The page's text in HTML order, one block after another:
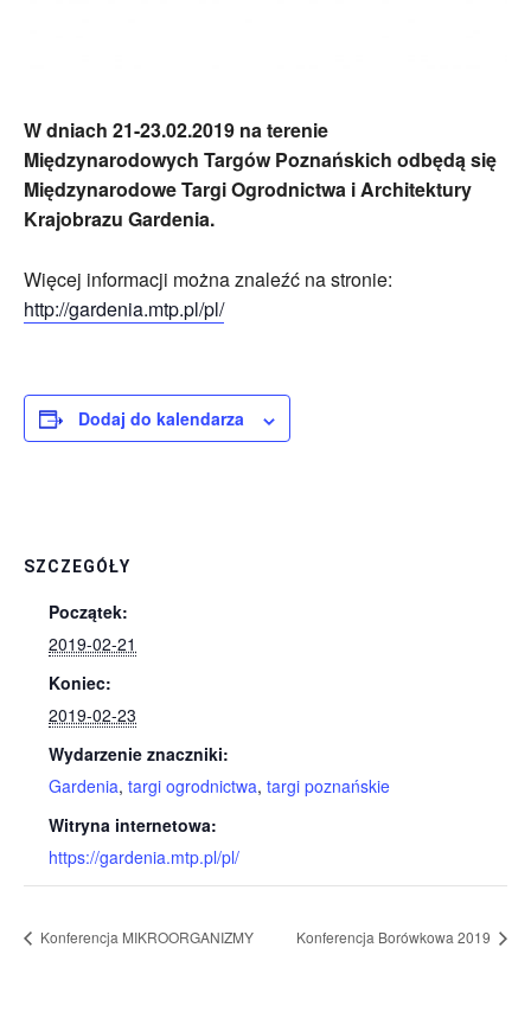
W dniach 21-23.02.2019 na terenie
Międzynarodowych Targów Poznańskich odbędą się
Międzynarodowe Targi Ogrodnictwa i Architektury
Krajobrazu Gardenia.
Więcej informacji można znaleźć na stronie:
http://gardenia.mtp.pl/pl/
Dodaj do kalendarza
SZCZEGÓŁY
Początek:
2019-02-21
Koniec:
2019-02-23
Wydarzenie znaczniki:
Gardenia, targi ogrodnictwa, targi poznańskie
Witryna internetowa:
https://gardenia.mtp.pl/pl/
Konferencja MIKROORGANIZMY Konferencja Borówkowa 2019